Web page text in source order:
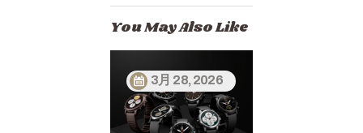
You May Also Like
3月 28, 2026